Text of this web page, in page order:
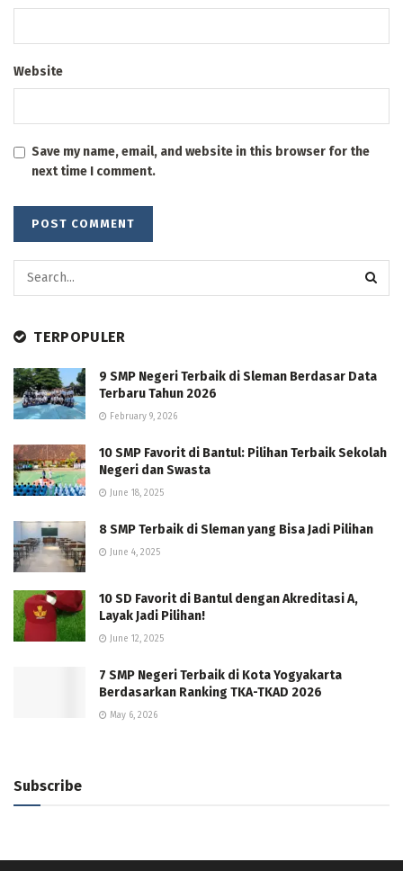
Website
Save my name, email, and website in this browser for the
next time I comment.
TERPOPULER
9 SMP Negeri Terbaik di Sleman Berdasar Data
Terbaru Tahun 2026
February 9, 2026
10 SMP Favorit di Bantul: Pilihan Terbaik Sekolah
Negeri dan Swasta
June 18, 2025
8 SMP Terbaik di Sleman yang Bisa Jadi Pilihan
June 4, 2025
10 SD Favorit di Bantul dengan Akreditasi A,
Layak Jadi Pilihan!
June 12, 2025
7 SMP Negeri Terbaik di Kota Yogyakarta
Berdasarkan Ranking TKA-TKAD 2026
May 6, 2026
Subscribe